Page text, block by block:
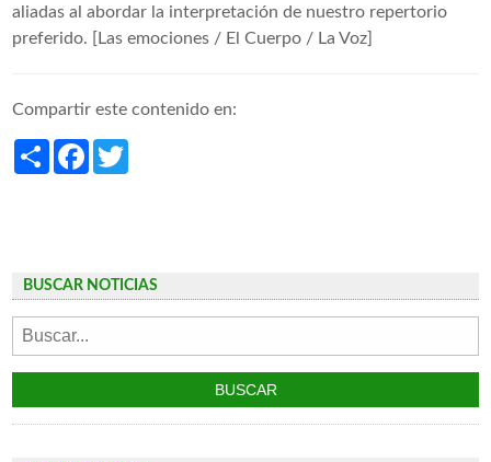
aliadas al abordar la interpretación de nuestro repertorio
preferido. [Las emociones / El Cuerpo / La Voz]
Compartir este contenido en:
ShareFacebook
BUSCAR NOTICIAS